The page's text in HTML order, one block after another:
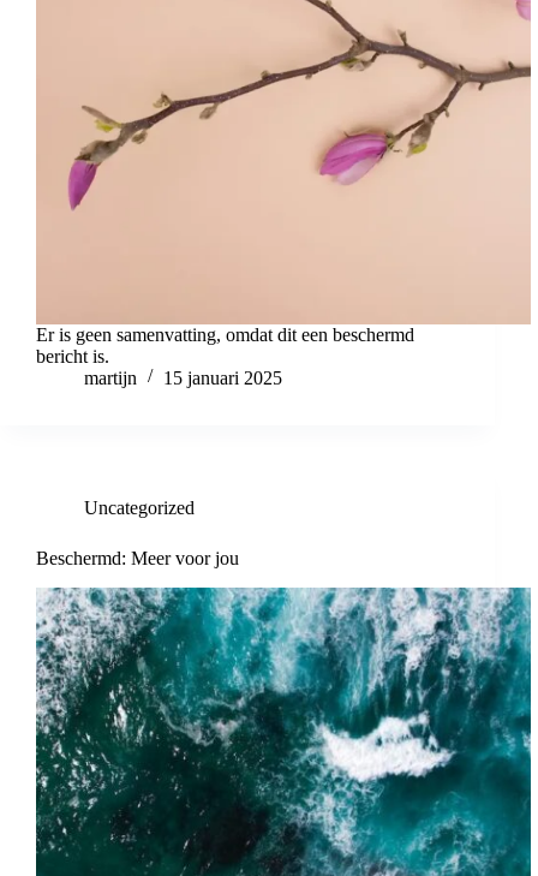
Er is geen samenvatting, omdat dit een beschermd
bericht is.
martijn
15 januari 2025
Uncategorized
Beschermd: Meer voor jou